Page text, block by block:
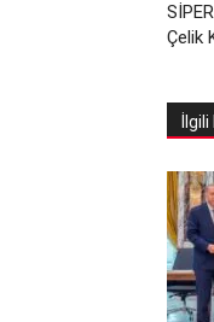
Çelik